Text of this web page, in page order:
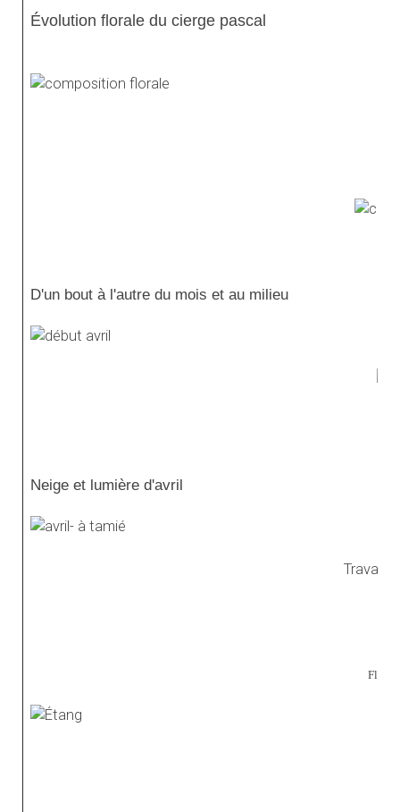
Évolution florale du cierge pascal
D'un bout à l'autre du mois et au milieu
Neige et lumière d'avril
Travail
Flore